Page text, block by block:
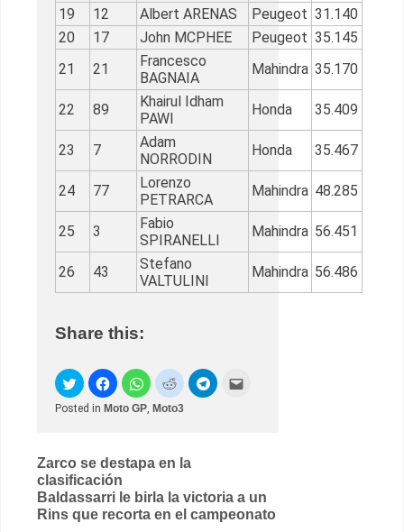
19
12 Albert ARENAS Peugeot 31.140
20
17 John MCPHEE Peugeot 35.145
21
21
Francesco
BAGNAIA
Mahindra 35.170
22 89
Khairul Idham
PAWI
Honda 35.409
23 7
Adam
NORRODIN
Honda 35.467
24 77
Lorenzo
PETRARCA
Mahindra 48.285
25 3
Fabio
SPIRANELLI
Mahindra 56.451
26 43
Stefano
VALTULINI
Mahindra 56.486
Share this:
Posted in Moto GP, Moto3
Post
navigation
Zarco se destapa en la
clasificación
Baldassarri le birla la victoria a un
Rins que recorta en el campeonato